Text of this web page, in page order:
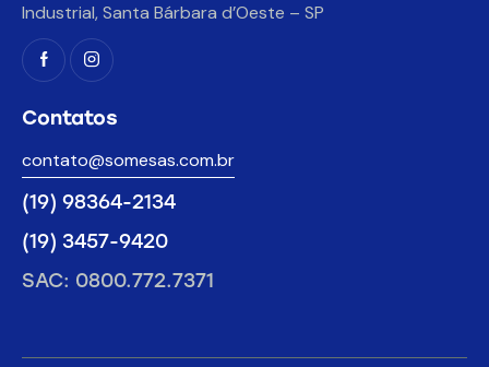
Industrial, Santa Bárbara d’Oeste – SP
Contatos
contato@somesas.com.br
(19) 98364-2134
(19) 3457-9420
SAC: 0800.772.7371